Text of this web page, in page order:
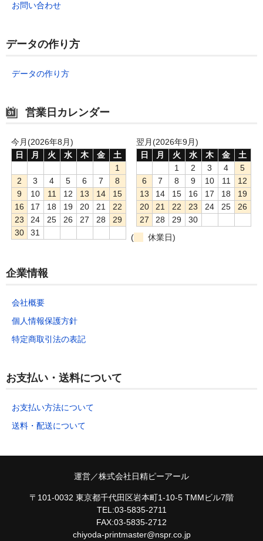
お問い合わせ
データの作り方
データの作り方
営業日カレンダー
今月(2026年8月)
日
月 火 水 木 金
土
1
2
3 4 5 6 7
8
9
10 11 12 13 14
15
16
17 18 19 20 21
22
23
24 25 26 27 28
29
30
31
翌月(2026年9月)
日
月 火 水 木 金
土
1
2 3 4
5
6
7 8 9 10 11
12
13
14 15 16 17 18
19
20
21 22 23 24 25
26
27
28 29
30
(
休業日)
企業情報
会社概要
個人情報保護方針
特定商取引法の表記
お支払い・送料について
お支払い方法について
送料・配送について
運営／株式会社日精ピーアール
〒101-0032 東京都千代田区岩本町1-10-5 TMMビル7階
TEL:03-5835-2711
FAX:03-5835-2712
chiyoda-printmaster@nspr.co.jp